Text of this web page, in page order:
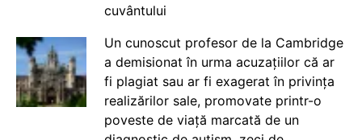
cuvântului
Un cunoscut profesor de la Cambridge
a demisionat în urma acuzațiilor că ar
fi plagiat sau ar fi exagerat în privința
realizărilor sale, promovate printr-o
poveste de viață marcată de un